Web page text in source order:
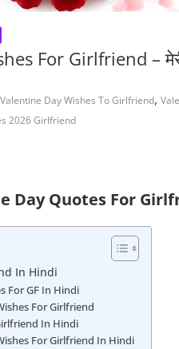
For Girlfriend – मेरी
Valentine Day Wishes To Girlfriend,
2026 Girlfriend
Day Quotes For
In Hindi
For GF In Hindi
For Girlfriend
In Hindi
For Girlfriend In Hindi